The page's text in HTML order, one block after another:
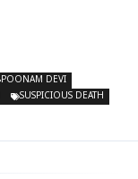
POONAM DEVI
SUSPICIOUS DEATH